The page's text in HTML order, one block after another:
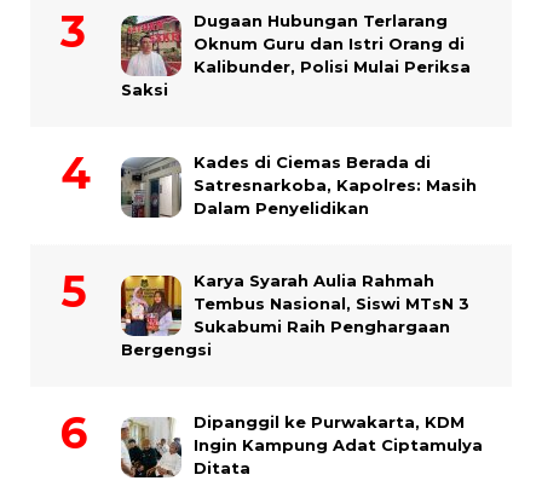
Dugaan Hubungan Terlarang
Oknum Guru dan Istri Orang di
Kalibunder, Polisi Mulai Periksa
Saksi
Kades di Ciemas Berada di
Satresnarkoba, Kapolres: Masih
Dalam Penyelidikan
Karya Syarah Aulia Rahmah
Tembus Nasional, Siswi MTsN 3
Sukabumi Raih Penghargaan
Bergengsi
Dipanggil ke Purwakarta, KDM
Ingin Kampung Adat Ciptamulya
Ditata